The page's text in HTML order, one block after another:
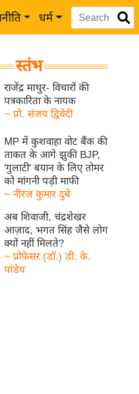
धर्म
स्तंभ
राजेंद्र माथुर- विचारों की
पत्रकारिता के नायक
~ प्रो. संजय द्विवेदी
MP में कुशवाहा वोट बैंक की
ताकत के आगे झुकी BJP,
'गुलाटी' बयान के लिए तोमर
को मांगनी पड़ी माफी
~ नीरज कुमार दुबे
अब शिवाजी, चंद्रशेखर
आज़ाद, भगत सिंह जैसे लोग
क्यों नहीं मिलते?
~ प्रोफ़ेसर (डॉ.) डी. के.
पांडेय